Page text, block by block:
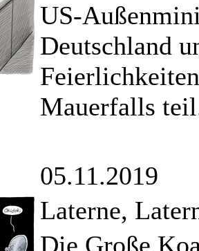
US-
Deutschland
Mauerfalls
05.11.2019
Laterne,
Die Große